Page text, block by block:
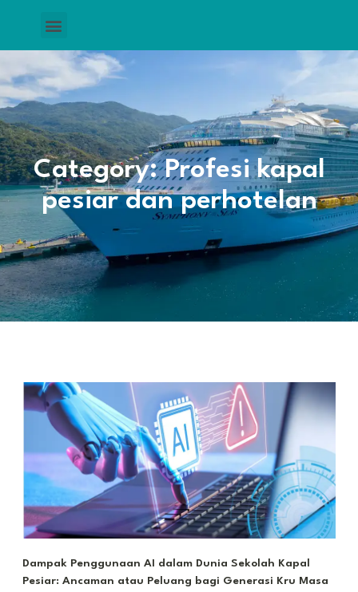
Category: Profesi kapal
pesiar dan perhotelan
Dampak Penggunaan AI dalam Dunia Sekolah Kapal
Pesiar: Ancaman atau Peluang bagi Generasi Kru Masa